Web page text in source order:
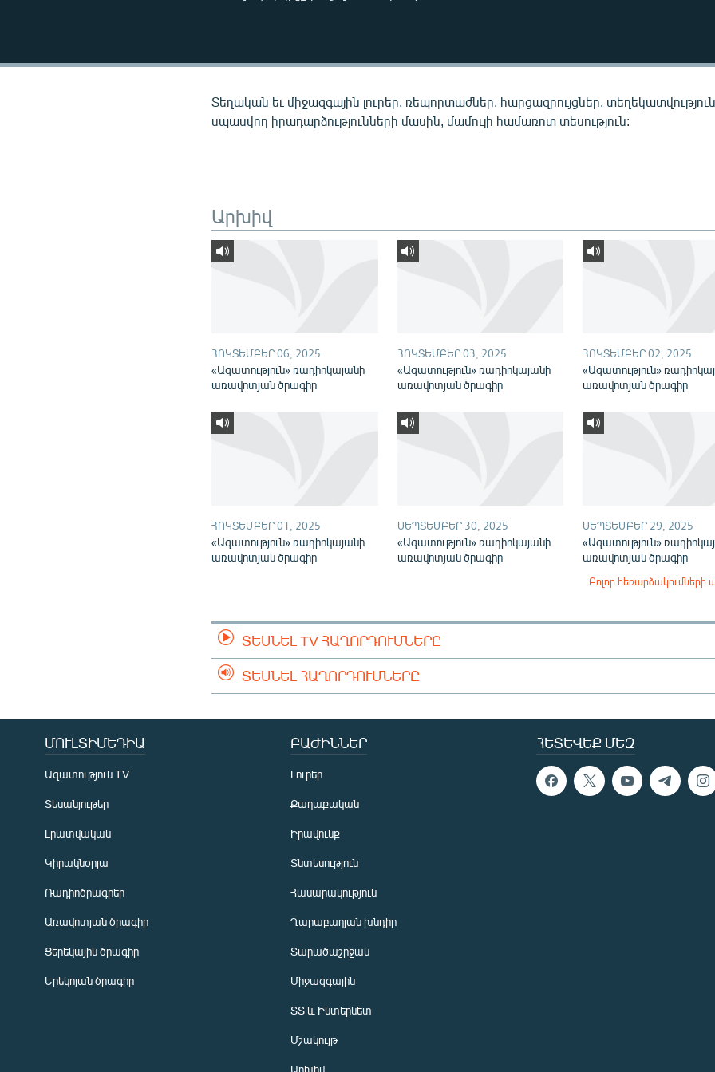
ՍՊՈՐՏ
Տեղական եւ միջազգային լուրեր, ռեպորտաժներ, հարցազրույցներ,
սպասվող իրադարձությունների մասին, մամուլի համառոտ տեսություն:
Արխիվ
ՀՈԿՏԵՄԲԵՐ 06, 2025
«Ազատություն» ռադիոկայանի
առավոտյան ծրագիր
ՀՈԿՏԵՄԲԵՐ 03, 2025
«Ազատություն» ռադիոկայանի
առավոտյան ծրագիր
ՀՈԿՏԵՄԲԵՐ 02, 2025
«Ազատություն»
առավոտյան ծրագիր
ՀՈԿՏԵՄԲԵՐ 01, 2025
«Ազատություն» ռադիոկայանի
առավոտյան ծրագիր
ՍԵՊՏԵՄԲԵՐ 30, 2025
«Ազատություն» ռադիոկայանի
առավոտյան ծրագիր
ՍԵՊՏԵՄԲԵՐ 29, 2025
«Ազատություն»
առավոտյան ծրագիր
Բոլոր հեռարձակումների
ՏԵՍՆԵԼ TV ՀԱՂՈՐԴՈՒՄՆԵՐԸ
ՏԵՍՆԵԼ ՀԱՂՈՐԴՈՒՄՆԵՐԸ
ՀԵՏԵՎԵՔ ՄԵԶ
ՄՈՒԼՏԻՄԵԴԻԱ
Ազատություն TV
Տեսանյութեր
Լրատվական
Կիրակնօրյա
Ռադիոծրագրեր
Առավոտյան ծրագիր
Ցերեկային ծրագիր
Երեկոյան ծրագիր
ԲԱԺԻՆՆԵՐ
Լուրեր
Քաղաքական
Իրավունք
Տնտեսություն
Հասարակություն
Ղարաբաղյան խնդիր
Տարածաշրջան
Միջազգային
ՏՏ և Ինտերնետ
Մշակույթ
Արխիվ